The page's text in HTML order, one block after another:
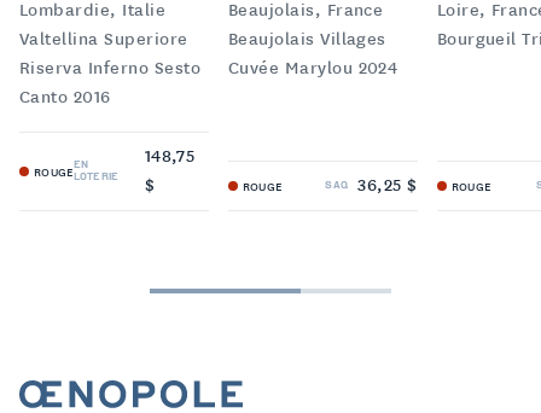
Lombardie, Italie
Valtellina Superiore
Riserva Inferno Sesto
Canto 2016
ROUGE
EN
LOTERIE
148,75
$
Beaujolais, France
Beaujolais Villages
Cuvée Marylou 2024
ROUGE SAQ 36,25 $
Loire,
Bourgueil
ROUGE